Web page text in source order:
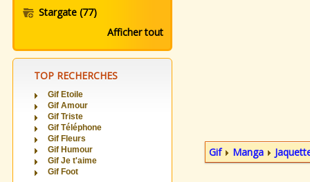
Stargate (77)
Afficher tout
TOP RECHERCHES
Gif Etoile
Gif Amour
Gif Triste
Gif Téléphone
Gif Fleurs
Gif Humour
Gif Je t'aime
Gif Foot
Gif Manga